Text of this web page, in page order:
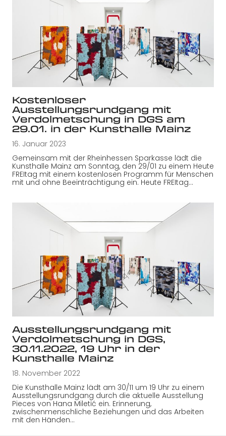
Kostenloser
Ausstellungsrundgang mit
Verdolmetschung in DGS am
29.01. in der Kunsthalle Mainz
16. Januar 2023
Gemeinsam mit der Rheinhessen Sparkasse lädt die
Kunsthalle Mainz am Sonntag, den 29/01 zu einem Heute
FREItag mit einem kostenlosen Programm für Menschen
mit und ohne Beeinträchtigung ein. Heute FREItag…
Ausstellungsrundgang mit
Verdolmetschung in DGS,
30.11.2022, 19 Uhr in der
Kunsthalle Mainz
18. November 2022
Die Kunsthalle Mainz lädt am 30/11 um 19 Uhr zu einem
Ausstellungsrundgang durch die aktuelle Ausstellung
Pieces von Hana Miletić ein. Erinnerung,
zwischenmenschliche Beziehungen und das Arbeiten
mit den Händen…